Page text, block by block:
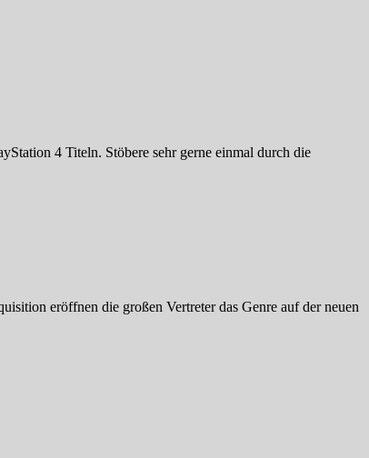
4 Titeln. Stöbere sehr gerne einmal durch die
eröffnen die großen Vertreter das Genre auf der neuen